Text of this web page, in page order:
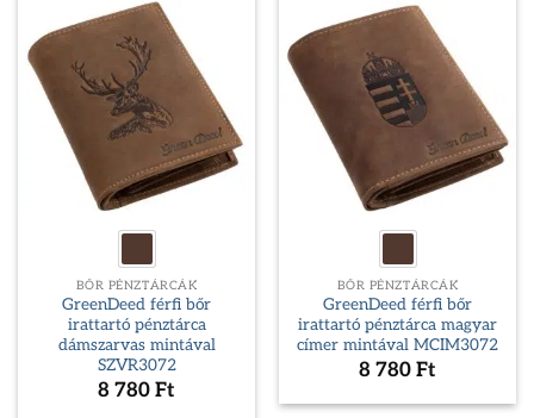
BŐR PÉNZTÁRCÁK
GreenDeed férfi bőr
irattartó pénztárca
dámszarvas mintával
SZVR3072
8 780 Ft
BŐR PÉNZTÁRCÁK
GreenDeed férfi bőr
irattartó pénztárca magyar
címer mintával MCIM3072
8 780 Ft